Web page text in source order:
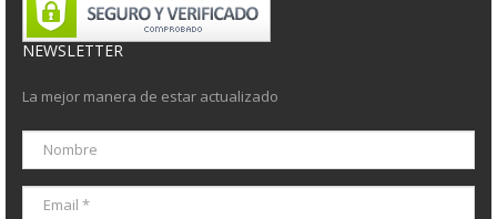
NEWSLETTER
La mejor manera de estar actualizado